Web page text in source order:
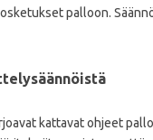
palloon.
kattavat ohjeet